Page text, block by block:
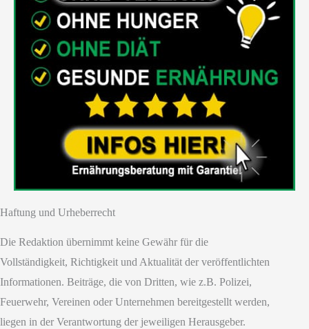
Haftung und Urheberrecht
Die Redaktion übernimmt keine Gewähr für die
Vollständigkeit, Richtigkeit und Aktualität der veröffentlichten
Informationen. Beiträge, die von Dritten, wie z.B. Polizei,
Feuerwehr, Vereinen oder Unternehmen bereitgestellt werden,
liegen in der Verantwortung der jeweiligen Herausgeber.